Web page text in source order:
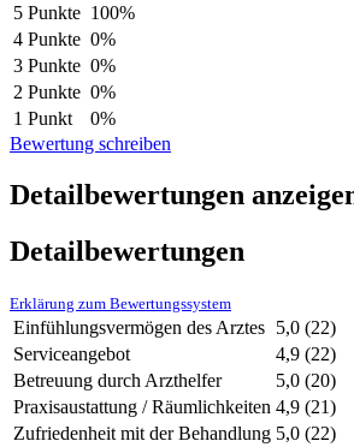
5 Punkte 100%
4 Punkte 0%
3 Punkte 0%
2 Punkte 0%
1 Punkt
0%
Bewertung schreiben
Detailbewertungen
Detailbewertungen
Erklärung zum Bewertungssystem
Einfühlungsvermögen des Arztes 5,0 (22)
Serviceangebot
4,9 (22)
Betreuung durch Arzthelfer
5,0 (20)
Praxisaustattung / Räumlichkeiten 4,9 (21)
Zufriedenheit mit der Behandlung 5,0 (22)